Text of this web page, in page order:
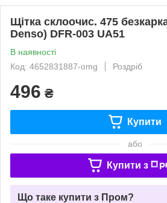
Щітка склоочис. 475
Denso) DFR-003 UA51
В наявності
Код: 4652831887-omg
Роздріб
496 ₴
Купити
або
Купити з
Що таке купити з Пром?